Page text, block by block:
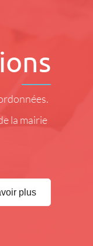
la mairie
plus